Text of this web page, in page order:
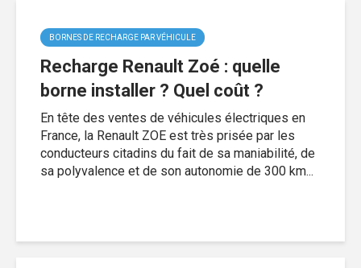
BORNES DE RECHARGE PAR VÉHICULE
Recharge Renault Zoé : quelle
borne installer ? Quel coût ?
En tête des ventes de véhicules électriques en
France, la Renault ZOE est très prisée par les
conducteurs citadins du fait de sa maniabilité, de
sa polyvalence et de son autonomie de 300 km...